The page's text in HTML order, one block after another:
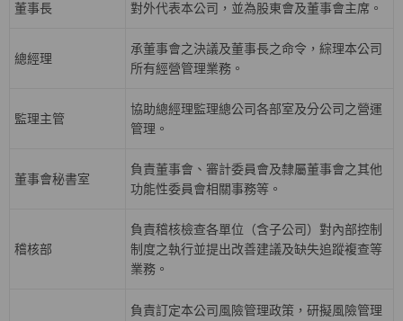
董事長 對外代表本公司，並為股東會及董事會主席。
總經理
承董事會之決議及董事長之命令，綜理本公司
所有經營管理業務。
監理主管
協助總經理監理總公司各部室及分公司之營運
管理。
董事會秘書室
負責董事會、審計委員會及隸屬董事會之其他
功能性委員會相關事務等。
稽核部
負責稽核檢查各單位（含子公司）對內部控制
制度之執行並提出改善建議及缺失追蹤複查等
業務。
負責訂定本公司風險管理政策，研擬風險管理